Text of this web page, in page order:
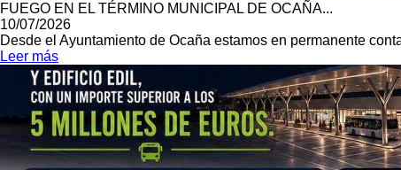
FUEGO EN EL TÉRMINO MUNICIPAL DE OCAÑA...
10/07/2026
Desde el Ayuntamiento de Ocaña estamos en permanente
Leer más